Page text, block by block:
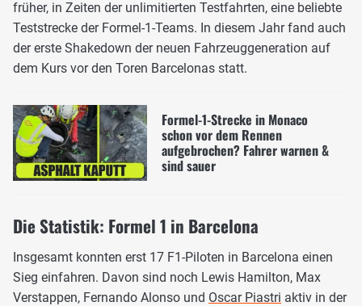
früher, in Zeiten der unlimitierten Testfahrten, eine beliebte
Teststrecke der Formel-1-Teams. In diesem Jahr fand auch
der erste Shakedown der neuen Fahrzeuggeneration auf
dem Kurs vor den Toren Barcelonas statt.
Formel-1-Strecke in Monaco
schon vor dem Rennen
aufgebrochen? Fahrer warnen &
sind sauer
Die Statistik: Formel 1 in Barcelona
Insgesamt konnten erst 17 F1-Piloten in Barcelona einen
Sieg einfahren. Davon sind noch Lewis Hamilton, Max
Verstappen, Fernando Alonso und Oscar Piastri aktiv in der